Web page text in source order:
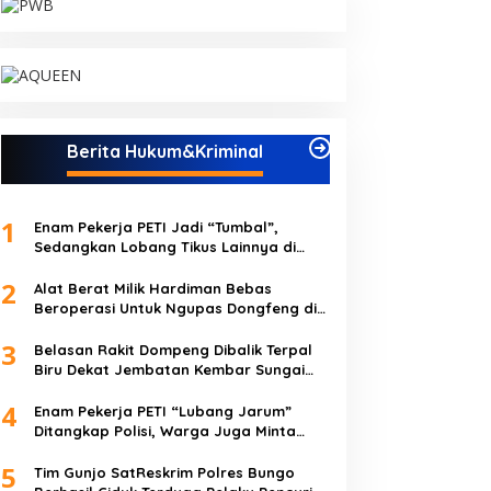
Berita Hukum&Kriminal
1
Enam Pekerja PETI Jadi “Tumbal”,
Sedangkan Lobang Tikus Lainnya di
Beroperasi
2
Alat Berat Milik Hardiman Bebas
Beroperasi Untuk Ngupas Dongfeng di
3
Belasan Rakit Dompeng Dibalik Terpal
Biru Dekat Jembatan Kembar Sungai
4
Enam Pekerja PETI “Lubang Jarum”
Ditangkap Polisi, Warga Juga Minta
5
Tim Gunjo SatReskrim Polres Bungo